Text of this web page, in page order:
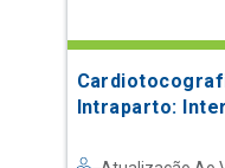
Intraparto: